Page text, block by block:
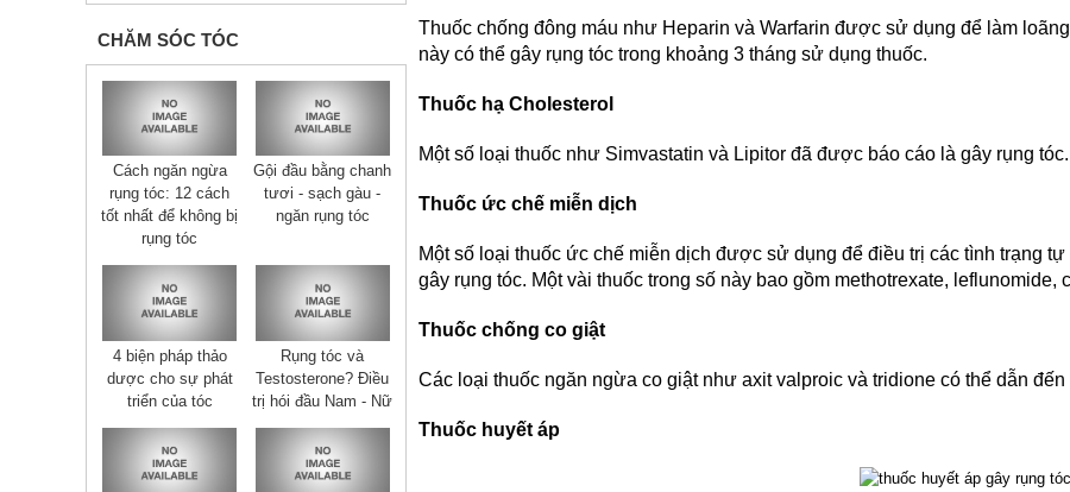
CHĂM SÓC TÓC
Cách ngăn ngừa
rụng tóc: 12 cách
tốt nhất để không bị
rụng tóc
Gội đầu bằng chanh
tươi - sạch gàu -
ngăn rụng tóc
4 biện pháp thảo
dược cho sự phát
triển của tóc
Rụng tóc và
Testosterone? Điều
trị hói đầu Nam - Nữ
Thuốc chống đông máu như Heparin và Warfarin được sử dụng để làm
này có thể gây rụng tóc trong khoảng 3 tháng sử dụng thuốc.
Thuốc hạ Cholesterol
Một số loại thuốc như Simvastatin và Lipitor đã được báo cáo là gây rụng tóc.
Thuốc ức chế miễn dịch
Một số loại thuốc ức chế miễn dịch được sử dụng để điều trị các tình trạng
gây rụng tóc. Một vài thuốc trong số này bao gồm methotrexate, leflunomide,
Thuốc chống co giật
Các loại thuốc ngăn ngừa co giật như axit valproic và tridione có thể dẫn
Thuốc huyết áp